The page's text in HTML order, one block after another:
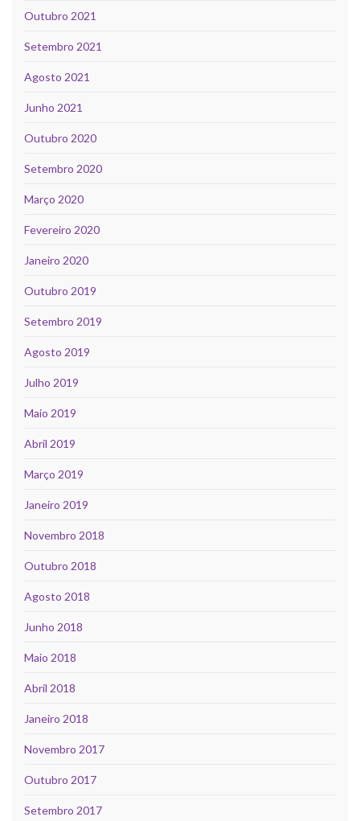
Outubro 2021
Setembro 2021
Agosto 2021
Junho 2021
Outubro 2020
Setembro 2020
Março 2020
Fevereiro 2020
Janeiro 2020
Outubro 2019
Setembro 2019
Agosto 2019
Julho 2019
Maio 2019
Abril 2019
Março 2019
Janeiro 2019
Novembro 2018
Outubro 2018
Agosto 2018
Junho 2018
Maio 2018
Abril 2018
Janeiro 2018
Novembro 2017
Outubro 2017
Setembro 2017